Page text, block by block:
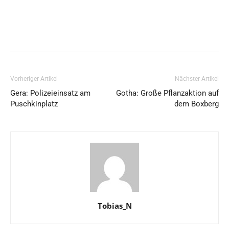
Vorheriger Artikel
Gera: Polizeieinsatz am
Puschkinplatz
Nächster Artikel
Gotha: Große Pflanzaktion auf
dem Boxberg
Tobias_N